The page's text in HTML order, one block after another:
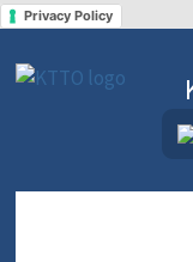
Privacy Policy